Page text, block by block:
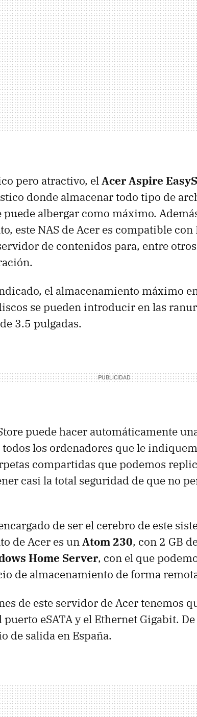
pero atractivo, elAcer Aspire
donde almacenar todo tipo de
albergar como máximo.
este NAS de Acer es compatible con
de contenidos para, entre
el almacenamiento máximo
se pueden introducir en las
3.5 pulgadas.
puede hacer automáticamente
todos los ordenadores que le
compartidas que podemos
casi la total seguridad de que no
de ser el cerebro de este
de Acer es unAtom 230, con 2 GB
Home Server, con el que
de almacenamiento de forma
de este servidor de Acer tenemos
puerto eSATA y el Ethernet Gigabit.
de salida en España.